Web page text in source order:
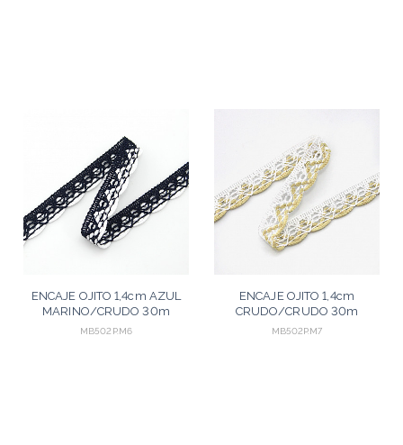
ENCAJE OJITO 1,4cm AZUL
MARINO/CRUDO 30m
MB502P.M6
ENCAJE OJITO 1,4cm
CRUDO/CRUDO 30m
MB502P.M7